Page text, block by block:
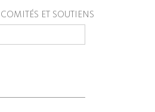
COMITÉS ET SOUTIENS